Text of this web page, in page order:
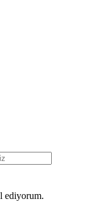
ediyorum.